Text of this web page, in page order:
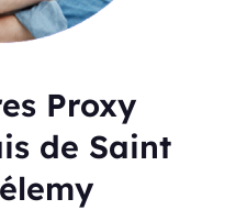
Proxy
de Saint